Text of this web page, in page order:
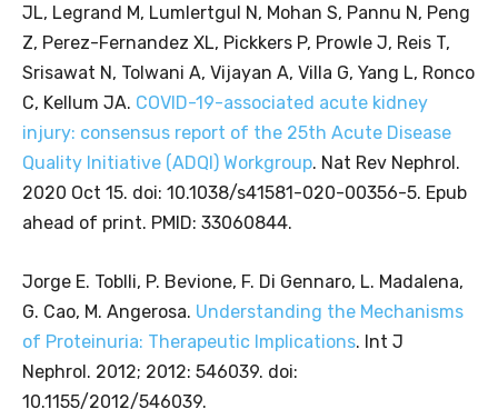
JL, Legrand M, Lumlertgul N, Mohan S, Pannu N, Peng
Z, Perez-Fernandez XL, Pickkers P, Prowle J, Reis T,
Srisawat N, Tolwani A, Vijayan A, Villa G, Yang L, Ronco
C, Kellum JA. COVID-19-associated acute kidney
injury: consensus report of the 25th Acute Disease
Quality Initiative (ADQI) Workgroup. Nat Rev Nephrol.
2020 Oct 15. doi: 10.1038/s41581-020-00356-5. Epub
ahead of print. PMID: 33060844.
Jorge E. Toblli, P. Bevione, F. Di Gennaro, L. Madalena,
G. Cao, M. Angerosa. Understanding the Mechanisms
of Proteinuria: Therapeutic Implications. Int J
Nephrol. 2012; 2012: 546039. doi:
10.1155/2012/546039.